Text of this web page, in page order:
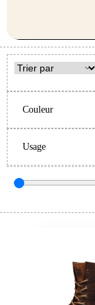
paire idéale pour
Couleur
Usage